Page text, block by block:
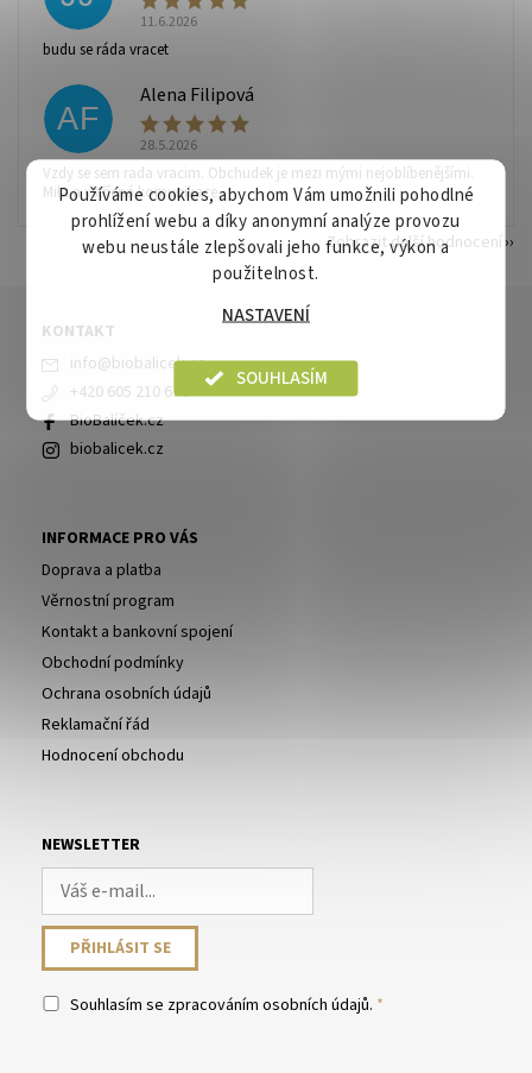
11.6.2026
budu se ráda vracet
AF
Alena Filipová
28.5.2026
Vzdy se sem rada vracim. Obchudek je mezi mými nejoblíbenějšími.
Mila a vstřícná komunikace.
Zobrazit další hodnocení
KONTAKT
info@biobalicek.cz
+420 605 210 630
BioBalíček.cz
biobalicek.cz
INFORMACE PRO VÁS
Doprava a platba
Věrnostní program
Kontakt a bankovní spojení
Obchodní podmínky
Ochrana osobních údajů
Reklamační řád
Hodnocení obchodu
NEWSLETTER
Souhlasím se zpracováním osobních údajů.
Používáme cookies, abychom Vám umožnili pohodlné
prohlížení webu a díky anonymní analýze provozu
webu neustále zlepšovali jeho funkce, výkon a
použitelnost.
NASTAVENÍ
SOUHLASÍM